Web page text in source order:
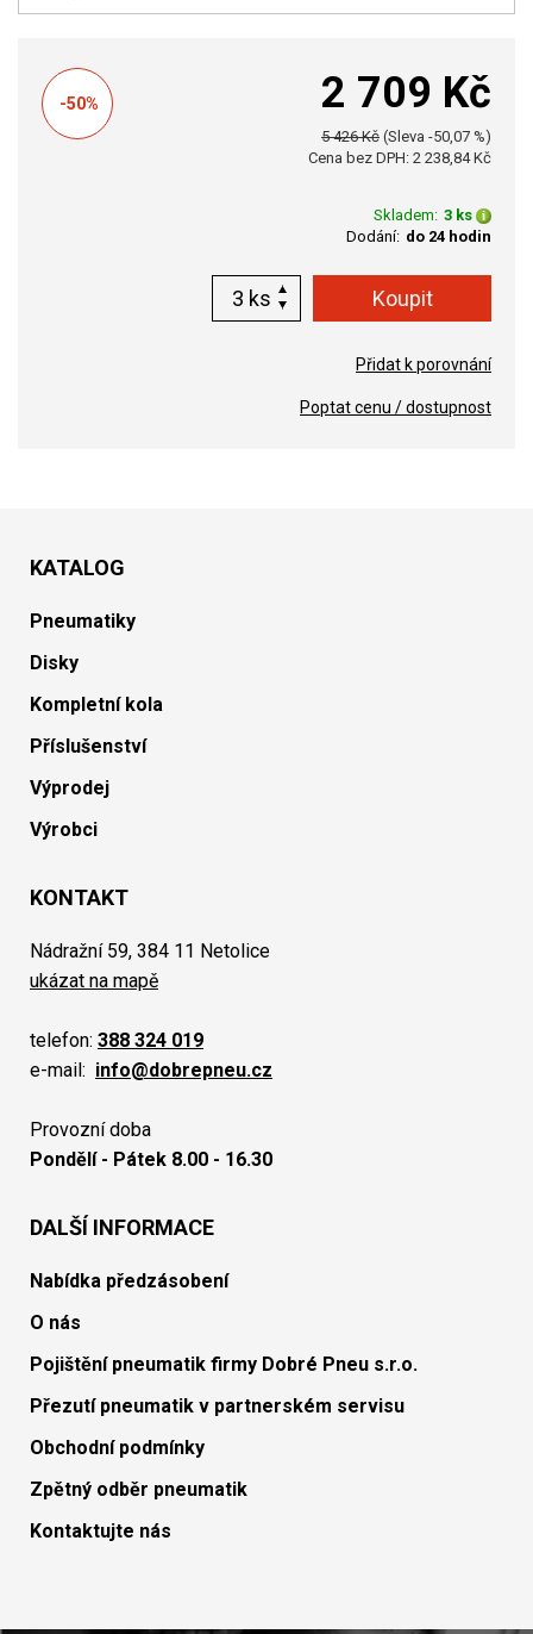
-50% 2 709 Kč
5 426 Kč (Sleva -50,07 %)
Cena bez DPH: 2 238,84 Kč
Skladem: 3 ks
Dodání: do 24 hodin
ks
Přidat k porovnání
Poptat cenu / dostupnost
KATALOG
Pneumatiky
Disky
Kompletní kola
Příslušenství
Výprodej
Výrobci
KONTAKT
Nádražní 59, 384 11 Netolice
ukázat na mapě
telefon: 388 324 019
e-mail: info@dobrepneu.cz
Provozní doba
Pondělí - Pátek 8.00 - 16.30
DALŠÍ INFORMACE
Nabídka předzásobení
O nás
Pojištění pneumatik firmy Dobré Pneu s.r.o.
Přezutí pneumatik v partnerském servisu
Obchodní podmínky
Zpětný odběr pneumatik
Kontaktujte nás